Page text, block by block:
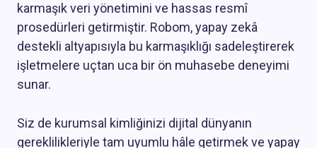
karmaşık veri yönetimini ve hassas resmî
prosedürleri getirmiştir. Robom, yapay zekâ
destekli altyapısıyla bu karmaşıklığı sadeleştirerek
işletmelere uçtan uca bir ön muhasebe deneyimi
sunar.
Siz de kurumsal kimliğinizi dijital dünyanın
gereklilikleriyle tam uyumlu hâle getirmek ve yapay